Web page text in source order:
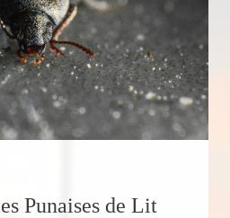
Punaises de Lit